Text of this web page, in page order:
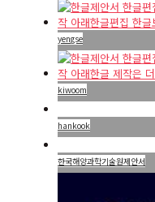
yengse
kiwoom
hankook
한국해양과학기술원제안서